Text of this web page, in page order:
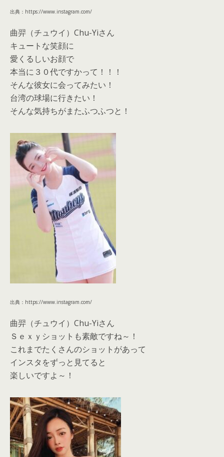
出典：https://www.instagram.com/
曲羿（チュウイ）Chu-Yiさん
キュートな笑顔に
愛くるしいお顔で
本当に３０代ですかって！！！
そんな彼女に会ってみたい！
台湾の球場に行きたい！
そんな気持ちがまたふつふつと！
出典：https://www.instagram.com/
曲羿（チュウイ）Chu-Yiさん
Ｓｅｘｙショットも素敵ですね～！
これまでたくさんのショットがあって
インスタをずっと見てると
楽しいですよ～！